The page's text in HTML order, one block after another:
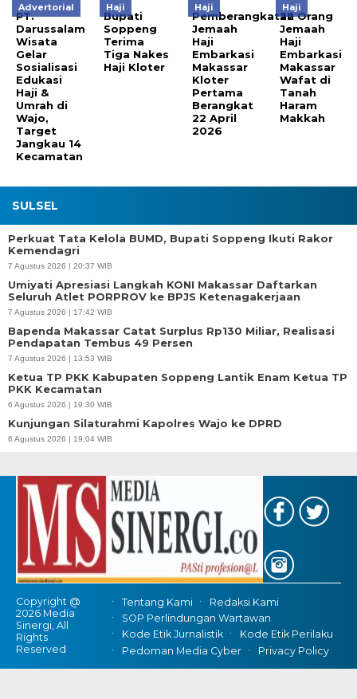
Advertorial
PT.
Darussalam
Wisata
Gelar
Sosialisasi
Edukasi
Haji &
Umrah di
Wajo,
Target
Jangkau 14
Kecamatan
Haji
Bupati
Soppeng
Terima
Tiga Nakes
Haji Kloter
Haji
Pemberangkatan
Jemaah
Haji
Embarkasi
Makassar
Kloter
Pertama
Berangkat
22 April
2026
Haji
22 Orang
Jemaah
Haji
Embarkasi
Makassar
Wafat di
Tanah
Haram
Makkah
SULSEL
Perkuat Tata Kelola BUMD, Bupati Soppeng Ikuti Rakor
Kemendagri
7 Agustus 2026 | 20:37 WIB
Umiyati Apresiasi Langkah KONI Makassar Daftarkan
Seluruh Atlet PORPROV ke BPJS Ketenagakerjaan
7 Agustus 2026 | 17:42 WIB
Bapenda Makassar Catat Surplus Rp130 Miliar, Realisasi
Pendapatan Tembus 49 Persen
7 Agustus 2026 | 13:53 WIB
Ketua TP PKK Kabupaten Soppeng Lantik Enam Ketua TP
PKK Kecamatan
6 Agustus 2026 | 19:30 WIB
Kunjungan Silaturahmi Kapolres Wajo ke DPRD
6 Agustus 2026 | 19:04 WIB
Copyright @
2026 Media
Sinergi, All
Rights
Reserved
Tentang Kami
Redaksi Kami
SOP Perlindungan Wartawan
Kode Etik Jurnalistik
Kode Etik Perilaku
Pedoman Media Cyber
Privacy Policy